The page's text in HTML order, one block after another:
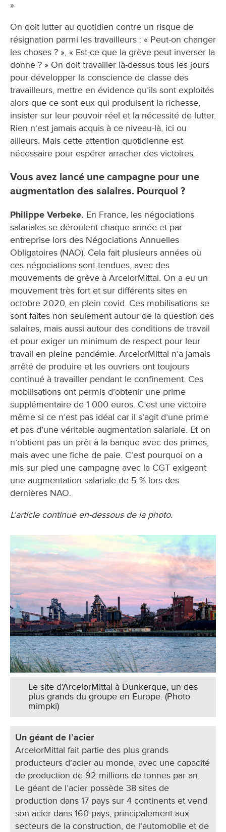
»
On doit lutter au quotidien contre un risque de
résignation parmi les travailleurs : « Peut-on changer
les choses ? », « Est-ce que la grève peut inverser la
donne ? » On doit travailler là-dessus tous les jours
pour développer la conscience de classe des
travailleurs, mettre en évidence qu’ils sont exploités
alors que ce sont eux qui produisent la richesse,
insister sur leur pouvoir réel et la nécessité de lutter.
Rien n’est jamais acquis à ce niveau-là, ici ou
ailleurs. Mais cette attention quotidienne est
nécessaire pour espérer arracher des victoires.
Vous avez lancé une campagne pour une
augmentation des salaires. Pourquoi ?
Philippe Verbeke. En France, les négociations
salariales se déroulent chaque année et par
entreprise lors des Négociations Annuelles
Obligatoires (NAO). Cela fait plusieurs années où
ces négociations sont tendues, avec des
mouvements de grève à ArcelorMittal. On a eu un
mouvement très fort et sur différents sites en
octobre 2020, en plein covid. Ces mobilisations se
sont faites non seulement autour de la question des
salaires, mais aussi autour des conditions de travail
et pour exiger un minimum de respect pour leur
travail en pleine pandémie. ArcelorMittal n’a jamais
arrêté de produire et les ouvriers ont toujours
continué à travailler pendant le confinement. Ces
mobilisations ont permis d’obtenir une prime
supplémentaire de 1 000 euros. C’est une victoire
même si ce n’est pas idéal car il s’agit d’une prime
et pas d’une véritable augmentation salariale. Et on
n’obtient pas un prêt à la banque avec des primes,
mais avec une fiche de paie. C’est pourquoi on a
mis sur pied une campagne avec la CGT exigeant
une augmentation salariale de 5 % lors des
dernières NAO.
L'article continue en-dessous de la photo.
Le site d’ArcelorMittal à Dunkerque, un des
plus grands du groupe en Europe. (Photo
mimpki)
Un géant de l’acier
ArcelorMittal fait partie des plus grands
producteurs d’acier au monde, avec une capacité
de production de 92 millions de tonnes par an.
Le géant de l’acier possède 38 sites de
production dans 17 pays sur 4 continents et vend
son acier dans 160 pays, principalement aux
secteurs de la construction, de l’automobile et de